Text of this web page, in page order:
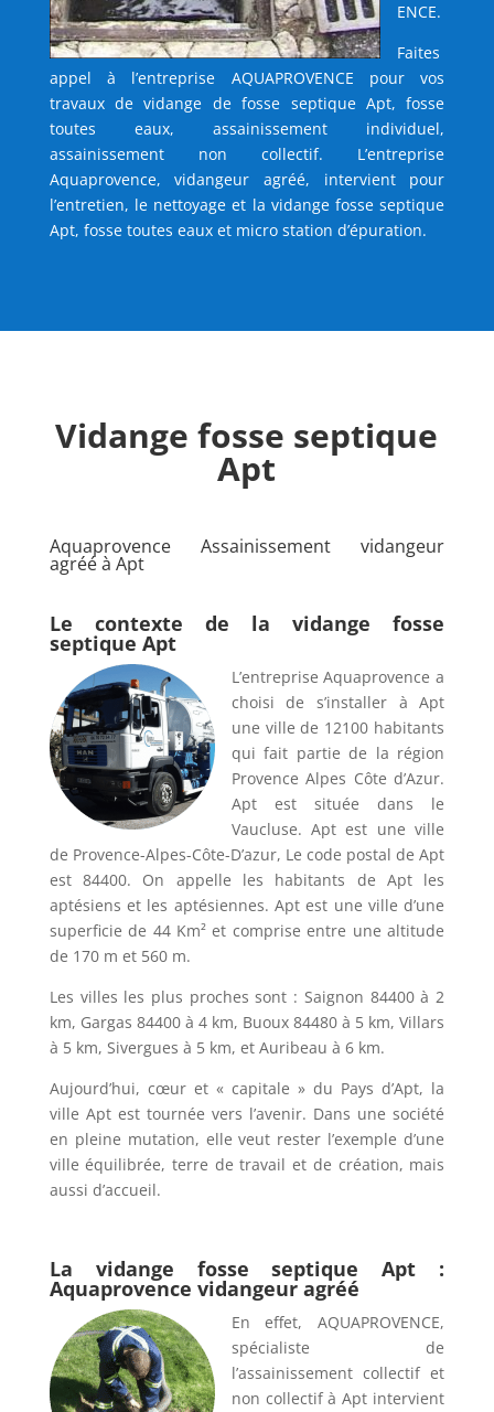
ENCE.
Faites
appel à l’entreprise AQUAPROVENCE pour vos
travaux de vidange de fosse septique Apt, fosse
toutes eaux, assainissement individuel,
assainissement non collectif. L’entreprise
Aquaprovence, vidangeur agréé, intervient pour
l’entretien, le nettoyage et la vidange fosse septique
Apt, fosse toutes eaux et micro station d’épuration.
Vidange fosse septique
Apt
Aquaprovence Assainissement vidangeur
agréé à Apt
Le contexte de la vidange fosse
septique Apt
L’entreprise Aquaprovence a
choisi de s’installer à Apt
une ville de 12100 habitants
qui fait partie de la région
Provence Alpes Côte d’Azur.
Apt est située dans le
Vaucluse. Apt est une ville
de Provence-Alpes-Côte-D’azur, Le code postal de Apt
est 84400. On appelle les habitants de Apt les
aptésiens et les aptésiennes. Apt est une ville d’une
superficie de 44 Km² et comprise entre une altitude
de 170 m et 560 m.
Les villes les plus proches sont : Saignon 84400 à 2
km, Gargas 84400 à 4 km, Buoux 84480 à 5 km, Villars
à 5 km, Sivergues à 5 km, et Auribeau à 6 km.
Aujourd’hui, cœur et « capitale » du Pays d’Apt, la
ville Apt est tournée vers l’avenir. Dans une société
en pleine mutation, elle veut rester l’exemple d’une
ville équilibrée, terre de travail et de création, mais
aussi d’accueil.
La vidange fosse septique Apt :
Aquaprovence vidangeur agréé
En effet, AQUAPROVENCE,
spécialiste de
l’assainissement collectif et
non collectif à Apt intervient